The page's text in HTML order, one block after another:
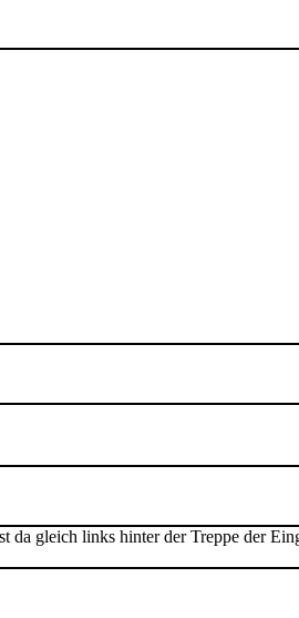
da gleich links hinter der Treppe der